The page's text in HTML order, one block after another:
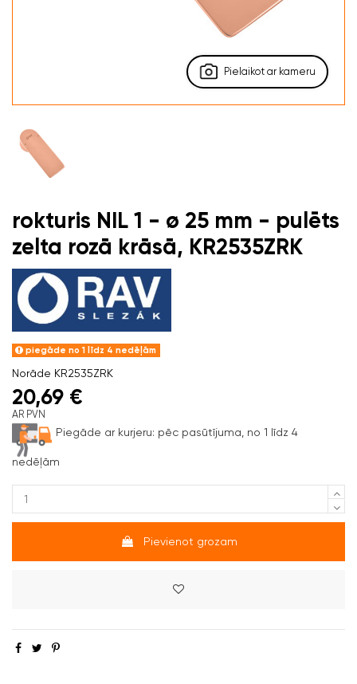
Pielaikot ar kameru
rokturis NIL 1 - ø 25 mm - pulēts
zelta rozā krāsā, KR2535ZRK
piegāde no 1 līdz 4 nedēļām
Norāde KR2535ZRK
20,69 €
AR PVN
Piegāde ar kurjeru: pēc pasūtījuma, no 1 līdz 4
nedēļām
Pievienot grozam